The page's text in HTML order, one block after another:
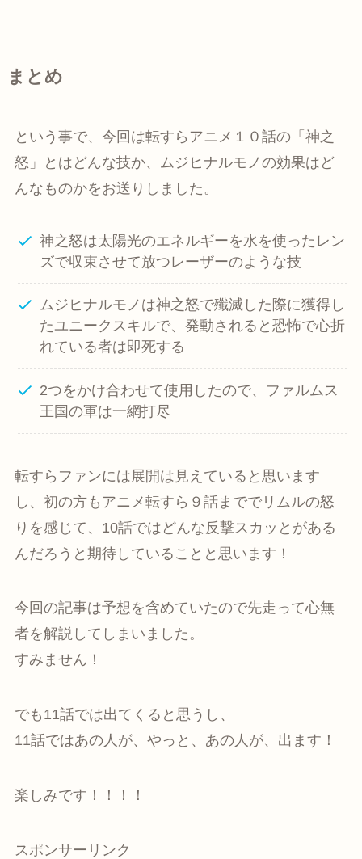
まとめ
という事で、今回は転すらアニメ１０話の「神之
怒」とはどんな技か、ムジヒナルモノの効果はど
んなものかをお送りしました。
神之怒は太陽光のエネルギーを水を使ったレン
ズで収束させて放つレーザーのような技
ムジヒナルモノは神之怒で殲滅した際に獲得し
たユニークスキルで、発動されると恐怖で心折
れている者は即死する
2つをかけ合わせて使用したので、ファルムス
王国の軍は一網打尽
転すらファンには展開は見えていると思います
し、初の方もアニメ転すら９話まででリムルの怒
りを感じて、10話ではどんな反撃スカッとがある
んだろうと期待していることと思います！
今回の記事は予想を含めていたので先走って心無
者を解説してしまいました。
すみません！
でも11話では出てくると思うし、
11話ではあの人が、やっと、あの人が、出ます！
楽しみです！！！！
スポンサーリンク